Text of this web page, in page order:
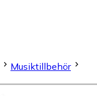
Musiktillbehör